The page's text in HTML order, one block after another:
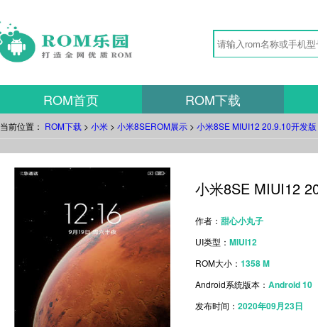
ROM首页 ROM下载
当前位置： ROM下载 > 小米 > 小米8SEROM展示 > 小米8SE MIUI12 20.9.10开发
小米8SE MIUI12
作者：甜心小丸子
UI类型：MIUI12
ROM大小：1358 M
Android系统版本：Android 10
发布时间：2020年09月23日